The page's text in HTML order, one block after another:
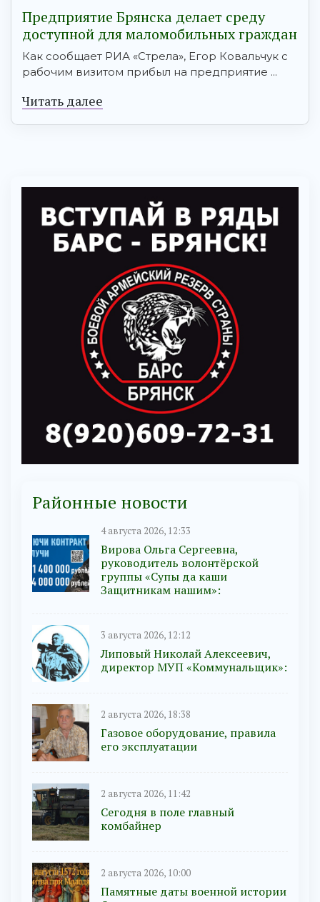
Предприятие Брянска делает среду
доступной для маломобильных граждан
Как сообщает РИА «Стрела», Егор Ковальчук с
рабочим визитом прибыл на предприятие ...
Читать далее
Районные новости
4 августа 2026, 12:33
Вирова Ольга Сергеевна,
руководитель волонтёрской
группы «Супы да каши
Защитникам нашим»:
3 августа 2026, 12:12
Липовый Николай Алексеевич,
директор МУП «Коммунальщик»:
2 августа 2026, 18:38
Газовое оборудование, правила
его эксплуатации
2 августа 2026, 11:42
Сегодня в поле главный
комбайнер
2 августа 2026, 10:00
Памятные даты военной истории